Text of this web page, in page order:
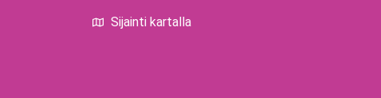
Sijainti kartalla